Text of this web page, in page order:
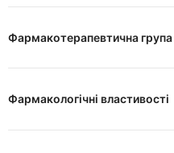
Фармакотерапевтична група
Фармакологічні властивості